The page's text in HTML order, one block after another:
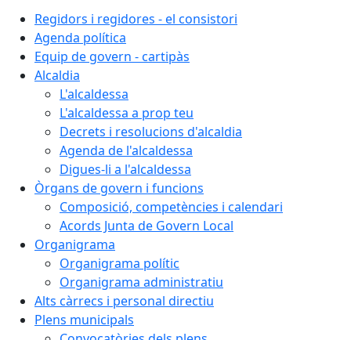
Regidors i regidores - el consistori
Agenda política
Equip de govern - cartipàs
Alcaldia
L'alcaldessa
L'alcaldessa a prop teu
Decrets i resolucions d'alcaldia
Agenda de l'alcaldessa
Digues-li a l'alcaldessa
Òrgans de govern i funcions
Composició, competències i calendari
Acords Junta de Govern Local
Organigrama
Organigrama polític
Organigrama administratiu
Alts càrrecs i personal directiu
Plens municipals